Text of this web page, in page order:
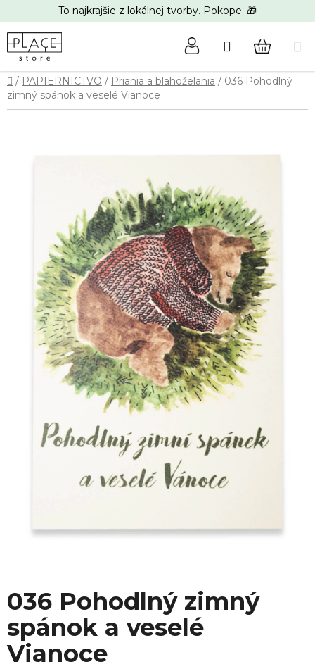
na
obsah
To najkrajšie z lokálnej tvorby. Pokope. 🎁
Hľadať
KOŠÍK
Domov
/ PAPIERNICTVO / Priania a blahoželania / 036 Pohodlný
zimný spánok a veselé Vianoce
036 Pohodlný zimný
spánok a veselé
Vianoce